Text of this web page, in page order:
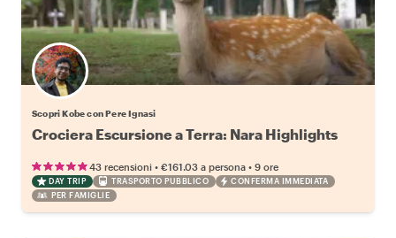
Scopri Kobe con Pere Ignasi
Crociera Escursione a Terra: Nara Highlights
43 recensioni • €161.03 a persona • 9 ore
DAY TRIP TRASPORTO PUBBLICO
CONFERMA IMMEDIATA
PER FAMIGLIE